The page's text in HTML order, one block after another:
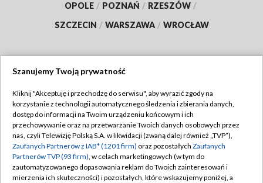
OPOLE / POZNAŃ / RZESZÓW /
SZCZECIN / WARSZAWA / WROCŁAW
TVP
Abonament TVP
Emisja w TVP
Centrum informacji TVP
Regulamin TVP
Polityka prywatności
Moje zgody
Szanujemy Twoją prywatność
Kliknij "Akceptuję i przechodzę do serwisu", aby wyrazić zgody na
korzystanie z technologii automatycznego śledzenia i zbierania danych,
dostęp do informacji na Twoim urządzeniu końcowym i ich
przechowywanie oraz na przetwarzanie Twoich danych osobowych przez
nas, czyli Telewizję Polską S.A. w likwidacji (zwaną dalej również „TVP”),
Zaufanych Partnerów z IAB* (1201 firm) oraz pozostałych Zaufanych
Partnerów TVP (93 firm), w celach marketingowych (w tym do
zautomatyzowanego dopasowania reklam do Twoich zainteresowań i
mierzenia ich skuteczności) i pozostałych, które wskazujemy poniżej, a